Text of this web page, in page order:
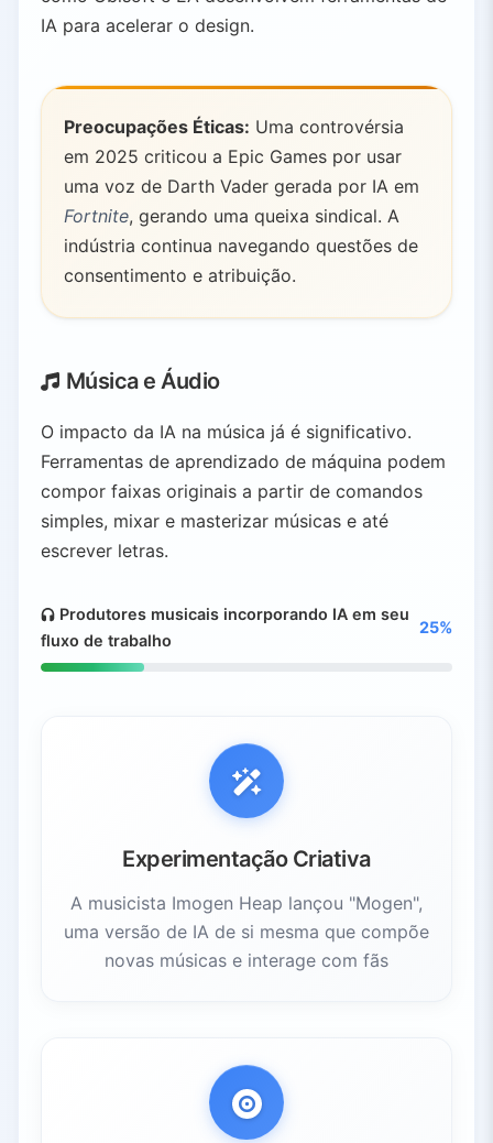
IA para acelerar o design.
Preocupações Éticas: Uma controvérsia
em 2025 criticou a Epic Games por usar
uma voz de Darth Vader gerada por IA em
Fortnite, gerando uma queixa sindical. A
indústria continua navegando questões de
consentimento e atribuição.
Música e Áudio
O impacto da IA na música já é significativo.
Ferramentas de aprendizado de máquina podem
compor faixas originais a partir de comandos
simples, mixar e masterizar músicas e até
escrever letras.
Produtores musicais incorporando IA em seu
fluxo de trabalho
25%
Experimentação Criativa
A musicista Imogen Heap lançou "Mogen",
uma versão de IA de si mesma que compõe
novas músicas e interage com fãs